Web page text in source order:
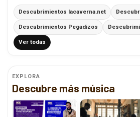
Descubrimientos lacaverna.net
Descubrimientos Pegadizos
Ver todas
EXPLORA
Descubre más música